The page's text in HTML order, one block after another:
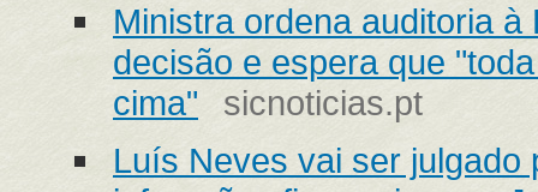
Ministra ordena auditoria
decisão e espera que
cima"
sicnoticias.pt
Luís Neves vai ser julgado